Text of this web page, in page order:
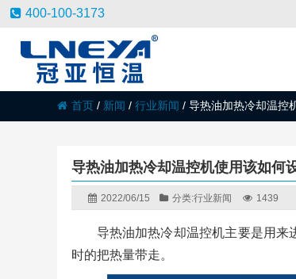
400-100-3173
首页 / 新闻 / 行业新闻 / 导热油加热冷却温控
导热油加热冷却温控机使用该如何
2022/06/15 分类:行业新闻 1439
导热油加热冷却温控机主要是用来
时的把热量带走。